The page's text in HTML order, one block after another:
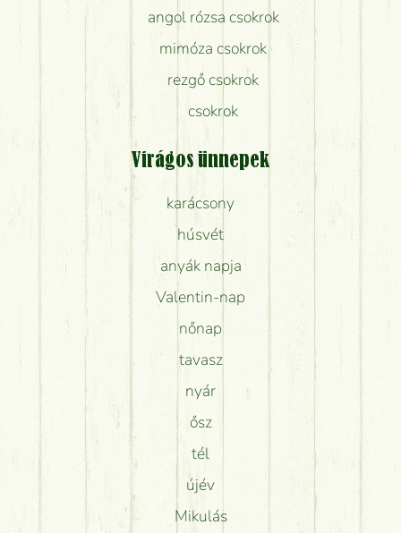
angol rózsa csokrok
mimóza csokrok
rezgő csokrok
csokrok
Virágos ünnepek
karácsony
húsvét
anyák napja
Valentin-nap
nőnap
tavasz
nyár
ősz
tél
újév
Mikulás